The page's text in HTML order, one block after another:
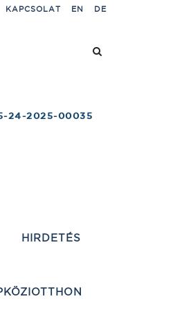
KAPCSOLAT EN DE
24-2025-00035
HIRDETÉS